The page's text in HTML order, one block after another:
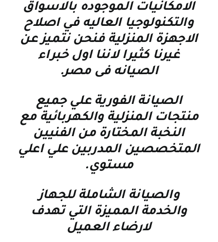
الامكانيات الموجوده بالاسواق
والتكنولوجيا العاليه في اصلاح
الاجهزة المنزلية فنحن نتميز عن
غيرنا كثيرا لاننا اول خبراء
الصيانه فى مصر.
الصيانة الفورية علي جميع
منتجات المنزلية والكهربائية مع
النخبة المختارة من الفنيين
المتخصصين المدربين علي اعلي
مستوي.
والصيانة الشاملة للجهاز
والخدمة المميزة التي تهدف
لارضاء العميل